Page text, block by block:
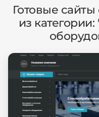
Готовые сайты
из